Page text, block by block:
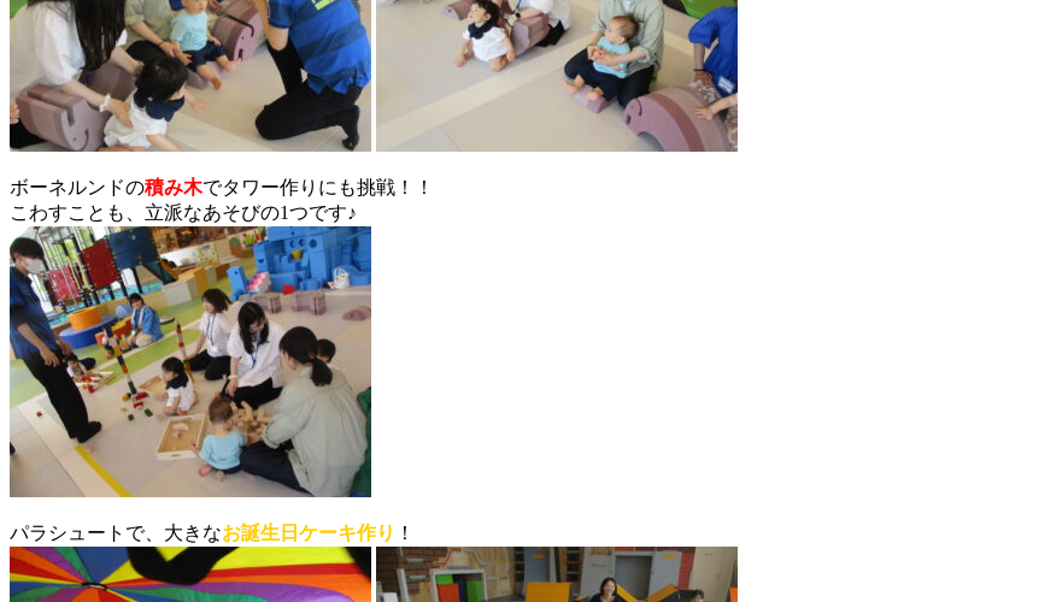
ボーネルンドの積み木でタワー作りにも挑戦！！
こわすことも、立派なあそびの1つです♪
パラシュートで、大きなお誕生日ケーキ作り ！